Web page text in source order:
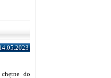
do